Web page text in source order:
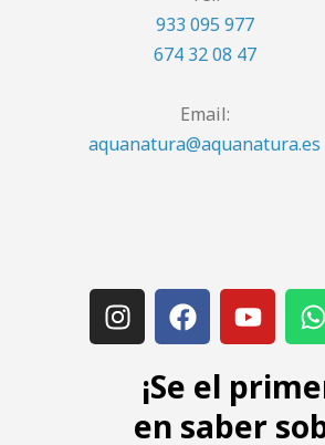
933 095 977
674 32 08 47
Email:
aquanatura@aquanatura.es
¡Se el
en saber